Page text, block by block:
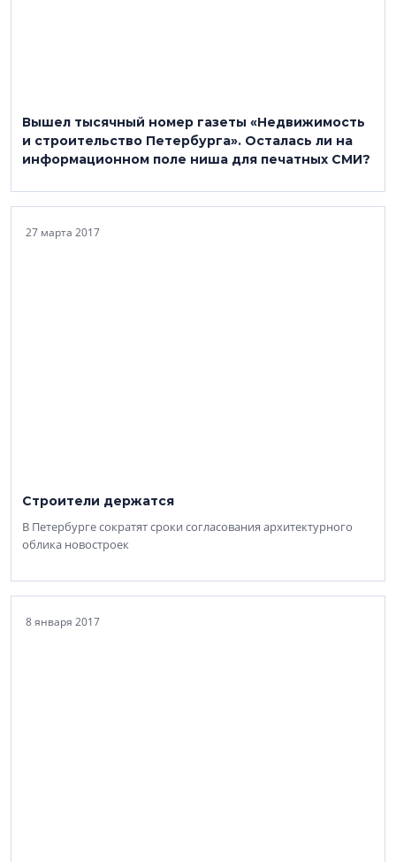
Вышел тысячный номер газеты «Недвижимость
и строительство Петербурга». Осталась ли на
информационном поле ниша для печатных СМИ?
27 марта 2017
Строители держатся
В Петербурге сократят сроки согласования архитектурного
облика новостроек
8 января 2017